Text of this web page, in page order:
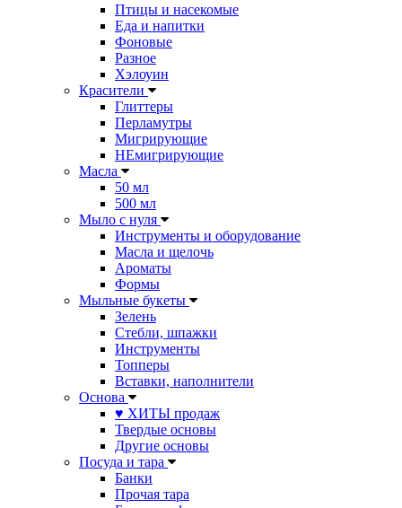
Птицы и насекомые
Еда и напитки
Фоновые
Разное
Хэлоуин
Красители
Глиттеры
Перламутры
Мигрирующие
НЕмигрирующие
Масла
50 мл
500 мл
Мыло с нуля
Инструменты и оборудование
Масла и щелочь
Ароматы
Формы
Мыльные букеты
Зелень
Стебли, шпажки
Инструменты
Топперы
Вставки, наполнители
Основа
♥ ХИТЫ продаж
Твердые основы
Другие основы
Посуда и тара
Банки
Прочая тара